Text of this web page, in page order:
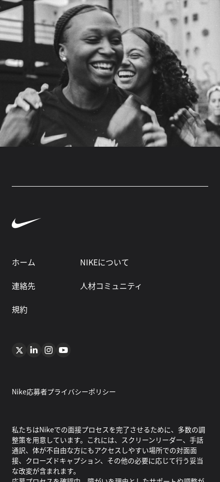
ホーム
NIKEについて
連絡先
人材コミュニティ
規約
Nike応募者プライバシーポリシー
私たちはNikeでの面接プロセスを完了させるために、多数の調
整策を用意しています。これには、スクリーンリーダー、手話
通訳、体が不自由な方にもアクセスしやすい場所での対面面
接、クローズドキャプション、その他の必要に応じて行う妥当
な改変が含まれます。